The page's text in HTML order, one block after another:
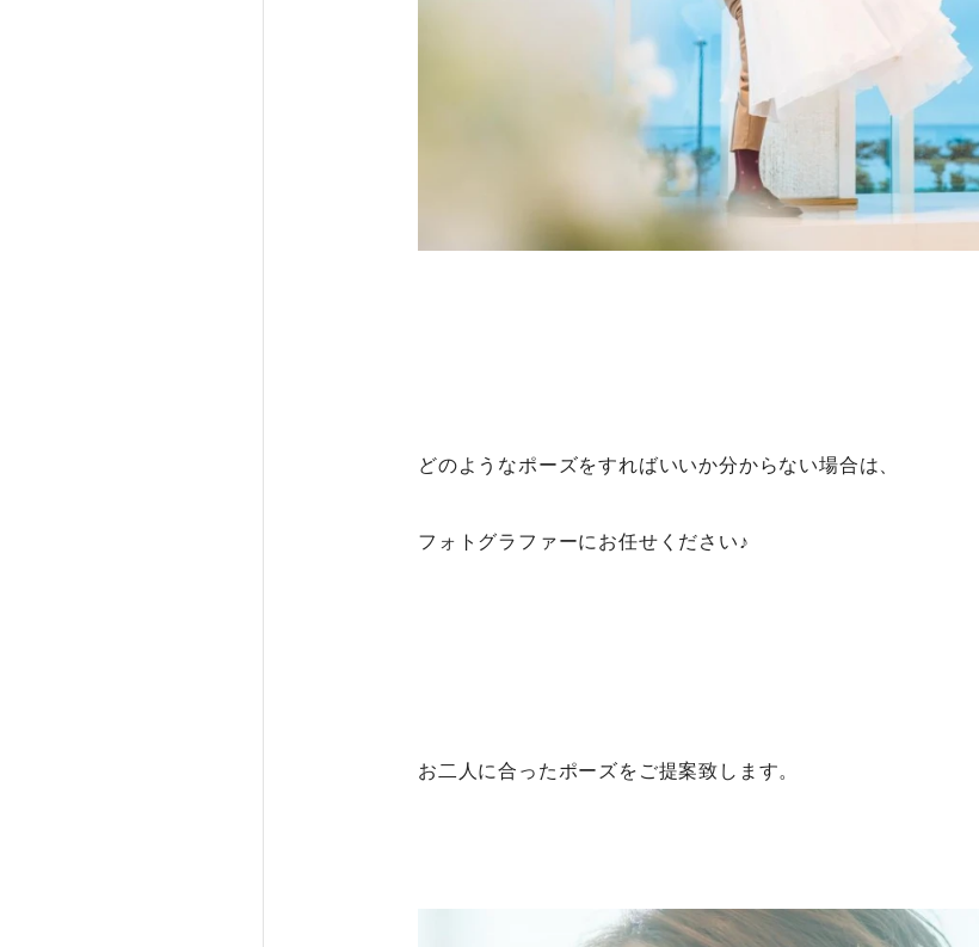
どのようなポーズをすればいいか分からない場合は、
フォトグラファーにお任せください♪
お二人に合ったポーズをご提案致します。